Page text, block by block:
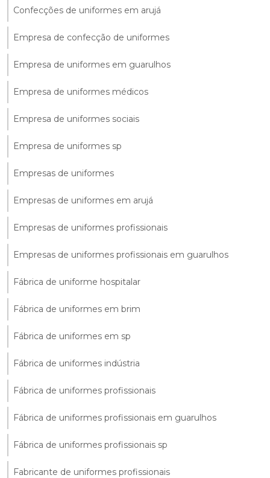
Confecções de uniformes em arujá
Empresa de confecção de uniformes
Empresa de uniformes em guarulhos
Empresa de uniformes médicos
Empresa de uniformes sociais
Empresa de uniformes sp
Empresas de uniformes
Empresas de uniformes em arujá
Empresas de uniformes profissionais
Empresas de uniformes profissionais em guarulhos
Fábrica de uniforme hospitalar
Fábrica de uniformes em brim
Fábrica de uniformes em sp
Fábrica de uniformes indústria
Fábrica de uniformes profissionais
Fábrica de uniformes profissionais em guarulhos
Fábrica de uniformes profissionais sp
Fabricante de uniformes profissionais